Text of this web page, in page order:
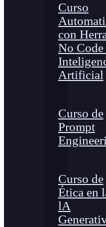
Curso
con
No Code
Artificial
Curso de
Prompt
Curso de
Ética en
lA